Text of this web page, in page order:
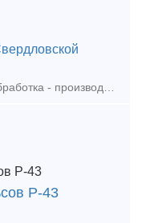
Р-43